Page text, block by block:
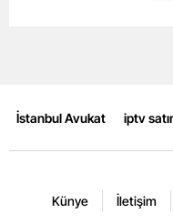
İstanbul Avukat iptv
Künye İletişim